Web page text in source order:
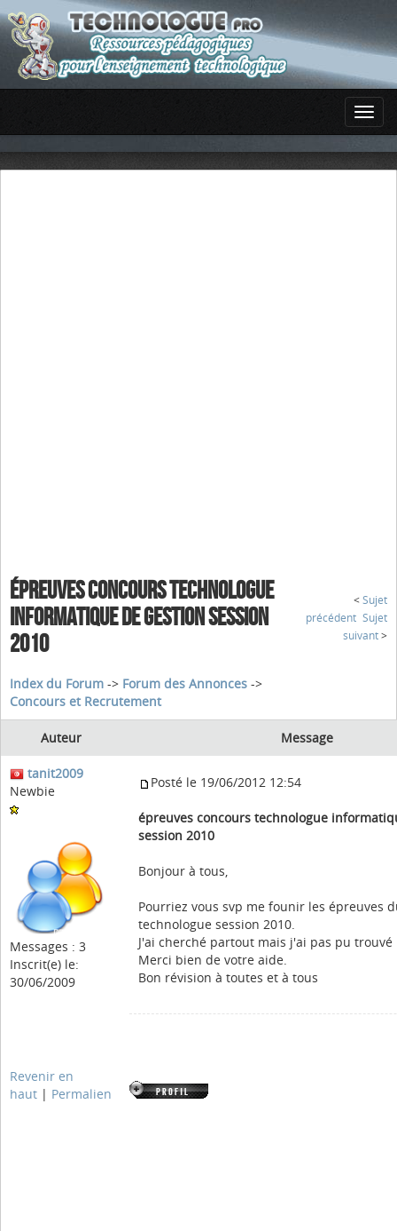
ÉPREUVES CONCOURS TECHNOLOGUE
INFORMATIQUE DE GESTION SESSION
2010
< Sujet
précédent Sujet
suivant >
Index du Forum -> Forum des Annonces ->
Concours et Recrutement
Auteur Message
tanit2009
Newbie
Messages : 3
Inscrit(e) le:
30/06/2009
Posté le 19/06/2012 12:54
épreuves concours technologue
session 2010
Bonjour à tous,
Pourriez vous svp me founir les épreuves
technologue session 2010.
J'ai cherché partout mais j'ai pas pu trouvé
Merci bien de votre aide.
Bon révision à toutes et à tous
Revenir en
haut | Permalien